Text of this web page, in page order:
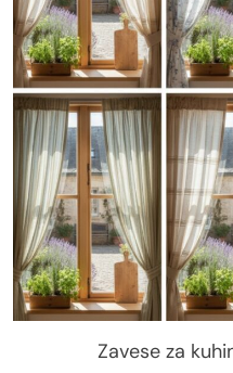
Zavese za